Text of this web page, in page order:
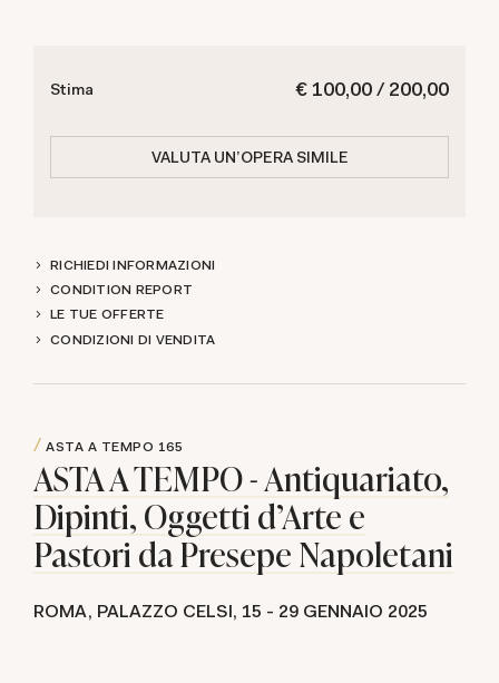
€ 100,00 / 200,00
Stima
VALUTA UN'OPERA SIMILE
RICHIEDI INFORMAZIONI
CONDITION REPORT
LE TUE OFFERTE
CONDIZIONI DI VENDITA
ASTA A TEMPO 165
ASTA A TEMPO - Antiquariato,
Dipinti, Oggetti d'Arte e
Pastori da Presepe Napoletani
ROMA, PALAZZO CELSI, 15 - 29 GENNAIO 2025